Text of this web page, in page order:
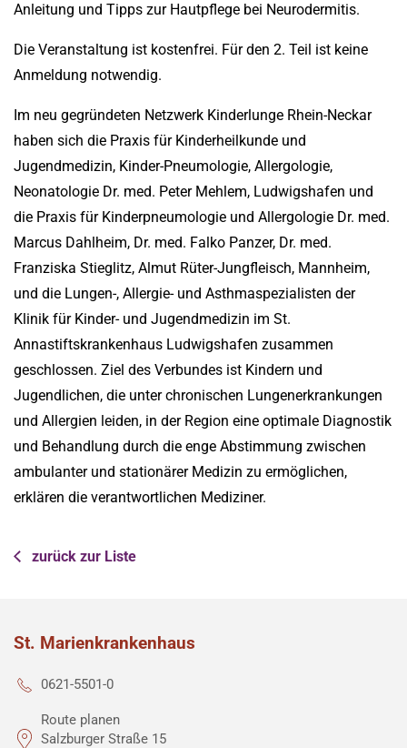
Anleitung und Tipps zur Hautpflege bei Neurodermitis.
Die Veranstaltung ist kostenfrei. Für den 2. Teil ist keine
Anmeldung notwendig.
Im neu gegründeten Netzwerk Kinderlunge Rhein-Neckar
haben sich die Praxis für Kinderheilkunde und
Jugendmedizin, Kinder-Pneumologie, Allergologie,
Neonatologie Dr. med. Peter Mehlem, Ludwigshafen und
die Praxis für Kinderpneumologie und Allergologie Dr. med.
Marcus Dahlheim, Dr. med. Falko Panzer, Dr. med.
Franziska Stieglitz, Almut Rüter-Jungfleisch, Mannheim,
und die Lungen-, Allergie- und Asthmaspezialisten der
Klinik für Kinder- und Jugendmedizin im St.
Annastiftskrankenhaus Ludwigshafen zusammen
geschlossen. Ziel des Verbundes ist Kindern und
Jugendlichen, die unter chronischen Lungenerkrankungen
und Allergien leiden, in der Region eine optimale Diagnostik
und Behandlung durch die enge Abstimmung zwischen
ambulanter und stationärer Medizin zu ermöglichen,
erklären die verantwortlichen Mediziner.
zurück zur Liste
St. Marienkrankenhaus
0621-5501-0
Route planen
Salzburger Straße 15